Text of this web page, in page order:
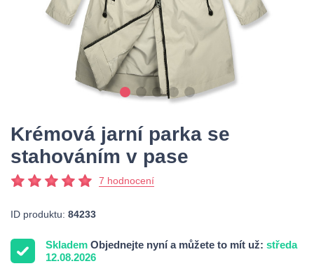
Krémová jarní parka se
stahováním v pase
7 hodnocení
ID produktu: 84233
Skladem Objednejte nyní a můžete to mít už: středa
12.08.2026